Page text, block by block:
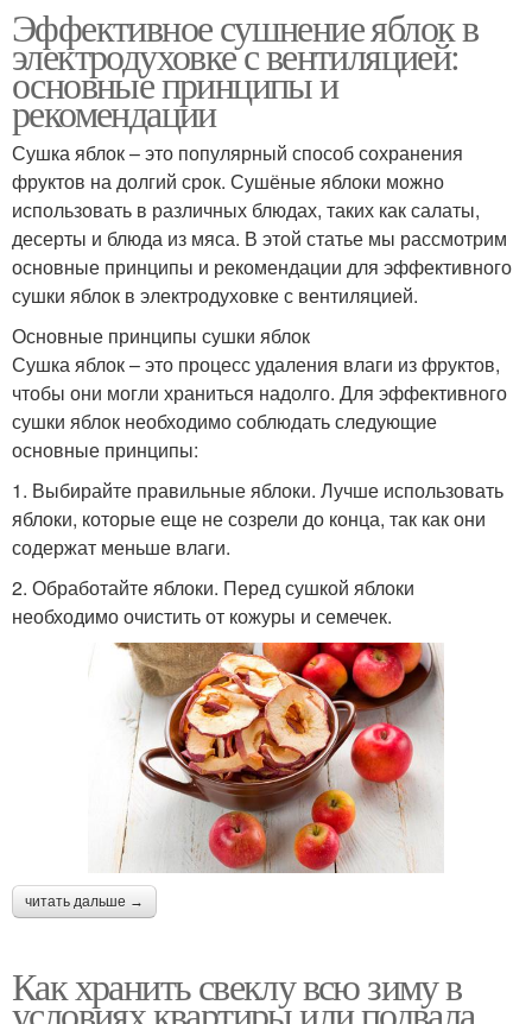
Эффективное сушнение яблок в
электродуховке с вентиляцией:
основные принципы и
рекомендации
Сушка яблок – это популярный способ сохранения
фруктов на долгий срок. Сушёные яблоки можно
использовать в различных блюдах, таких как салаты,
десерты и блюда из мяса. В этой статье мы рассмотрим
основные принципы и рекомендации для эффективного
сушки яблок в электродуховке с вентиляцией.
Основные принципы сушки яблок
Сушка яблок – это процесс удаления влаги из фруктов,
чтобы они могли храниться надолго. Для эффективного
сушки яблок необходимо соблюдать следующие
основные принципы:
1. Выбирайте правильные яблоки. Лучше использовать
яблоки, которые еще не созрели до конца, так как они
содержат меньше влаги.
2. Обработайте яблоки. Перед сушкой яблоки
необходимо очистить от кожуры и семечек.
читать дальше →
Как хранить свеклу всю зиму в